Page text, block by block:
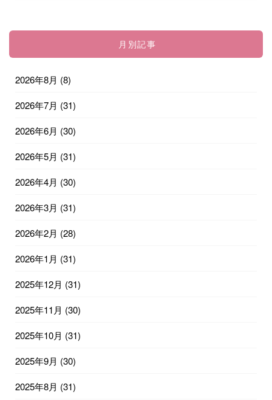
月別記事
2026年8月 (8)
2026年7月 (31)
2026年6月 (30)
2026年5月 (31)
2026年4月 (30)
2026年3月 (31)
2026年2月 (28)
2026年1月 (31)
2025年12月 (31)
2025年11月 (30)
2025年10月 (31)
2025年9月 (30)
2025年8月 (31)